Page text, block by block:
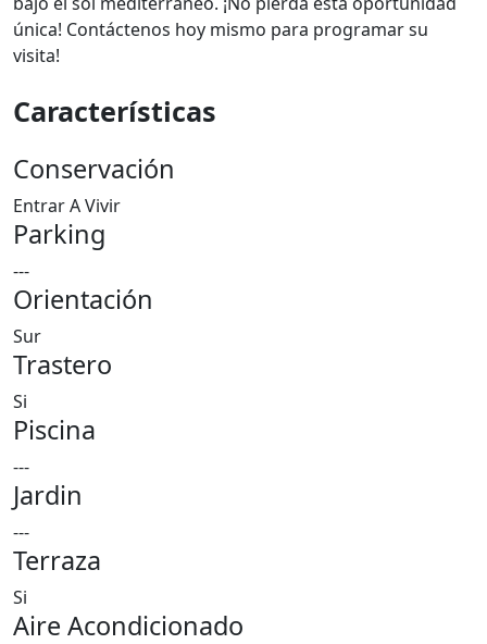
única! Contáctenos hoy mismo para programar su
visita!
Características
Conservación
Entrar A Vivir
Parking
---
Orientación
Sur
Trastero
Si
Piscina
---
Jardin
---
Terraza
Si
Aire Acondicionado